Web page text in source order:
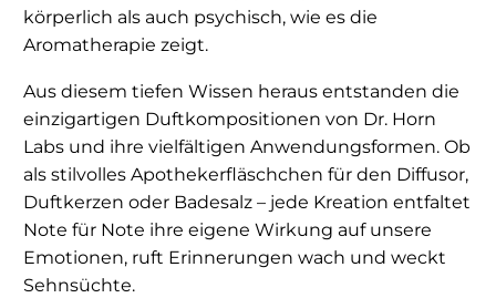
körperlich als auch psychisch, wie es die
Aromatherapie zeigt.
Aus diesem tiefen Wissen heraus entstanden die
einzigartigen Duftkompositionen von Dr. Horn
Labs und ihre vielfältigen Anwendungsformen. Ob
als stilvolles Apothekerfläschchen für den Diffusor,
Duftkerzen oder Badesalz – jede Kreation entfaltet
Note für Note ihre eigene Wirkung auf unsere
Emotionen, ruft Erinnerungen wach und weckt
Sehnsüchte.